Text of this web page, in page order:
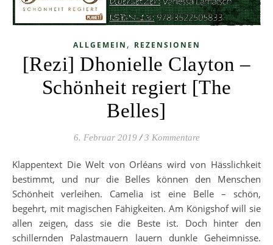
ALLGEMEIN , REZENSIONEN
[Rezi] Dhonielle Clayton –
Schönheit regiert [The
Belles]
6. Februar 2019 / 3 Kommentare
Klappentext Die Welt von Orléans wird von Hässlichkeit
bestimmt, und nur die Belles können den Menschen
Schönheit verleihen. Camelia ist eine Belle – schön,
begehrt, mit magischen Fähigkeiten. Am Königshof will sie
allen zeigen, dass sie die Beste ist. Doch hinter den
schillernden Palastmauern lauern dunkle Geheimnisse.